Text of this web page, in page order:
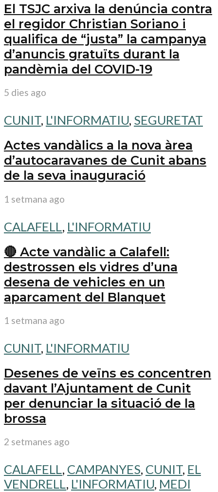
El TSJC arxiva la denúncia contra
el regidor Christian Soriano i
qualifica de “justa” la campanya
d’anuncis gratuïts durant la
pandèmia del COVID-19
5 dies ago
CUNIT, L'INFORMATIU, SEGURETAT
Actes vandàlics a la nova àrea
d’autocaravanes de Cunit abans
de la seva inauguració
1 setmana ago
CALAFELL , L'INFORMATIU
🔴 Acte vandàlic a Calafell:
destrossen els vidres d’una
desena de vehicles en un
aparcament del Blanquet
1 setmana ago
CUNIT, L'INFORMATIU
Desenes de veïns es concentren
davant l’Ajuntament de Cunit
per denunciar la situació de la
brossa
2 setmanes ago
CALAFELL, CAMPANYES, CUNIT, EL
VENDRELL, L'INFORMATIU, MEDI